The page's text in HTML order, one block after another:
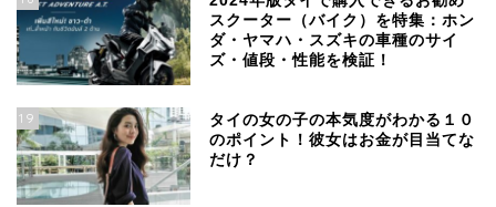
スクーター（バイク）を特集：ホン
ダ・ヤマハ・スズキの車種のサイ
ズ・値段・性能を検証！
19
タイの女の子の本気度がわかる１０
のポイント！彼女はお金が目当てな
だけ？